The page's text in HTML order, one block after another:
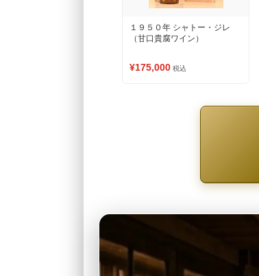
１９５０年 シャトー・ジレ
（甘口貴腐ワイン）
¥175,000 税込